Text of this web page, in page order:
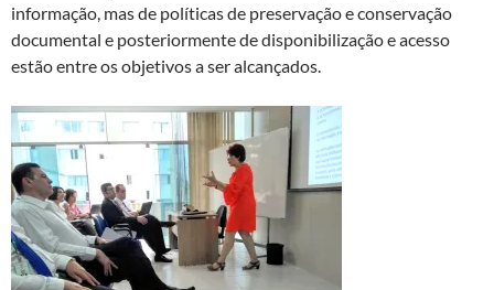
informação, mas de políticas de preservação e conservação
documental e posteriormente de disponibilização e acesso
estão entre os objetivos a ser alcançados.